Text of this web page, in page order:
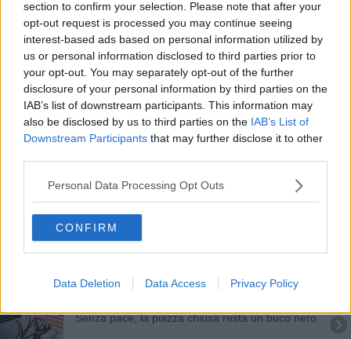
section to confirm your selection. Please note that after your
opt-out request is processed you may continue seeing
interest-based ads based on personal information utilized by
us or personal information disclosed to third parties prior to
your opt-out. You may separately opt-out of the further
disclosure of your personal information by third parties on the
IAB’s list of downstream participants. This information may
also be disclosed by us to third parties on the IAB’s List of
Downstream Participants that may further disclose it to other
Personal Data Processing Opt Outs
CONFIRM
Data Deletion Data Access Privacy Policy
La fontana non si chiude e fa acqua giorno e
notte
Fiorentini infuriati per i forasacchi in aree cani
"Noi soli tra vetri rotti e siringhe abbandonate"
Tornano i turisti ma trovano i bagni chiusi
Cassonetti sigillati per abbandono di amianto
Furti in casa, l'allarme viaggia sui social
Minacce di morte a Controradio per i vaccini
Covid
Oasi al Duomo e scoppia la polemica delle palme
Senza pace, la piazza chiusa resta un buco nero